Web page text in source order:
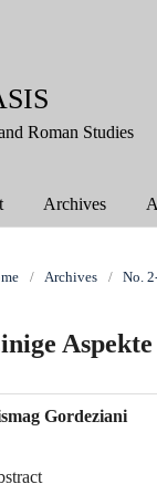
Roman Studies
Archives
/ Archives / No.
Gordeziani